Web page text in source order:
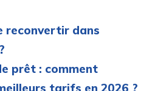
reconvertir dans
prêt : comment